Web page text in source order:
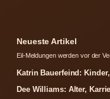
Neueste Artikel
Eil-Meldungen werden vor der
Katrin Bauerfeind:
Dee Williams: Alter,